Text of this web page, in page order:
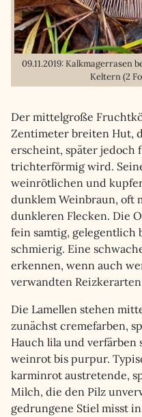
09.11.2019: Kalkmagerrasen
Keltern (2
Der mittelgroße
Zentimeter breiten Hut,
erscheint, später
trichterförmig wird.
weinrötlichen und
dunklem Weinbraun, oft
dunkleren Flecken. Die
fein samtig, gelegentlich
schmierig. Eine
erkennen, wenn auch
verwandten
Die Lamellen stehen
zunächst cremefarben,
Hauch lila und verfärben
weinrot bis purpur.
karminrot austretende,
Milch, die den Pilz
gedrungene Stiel misst